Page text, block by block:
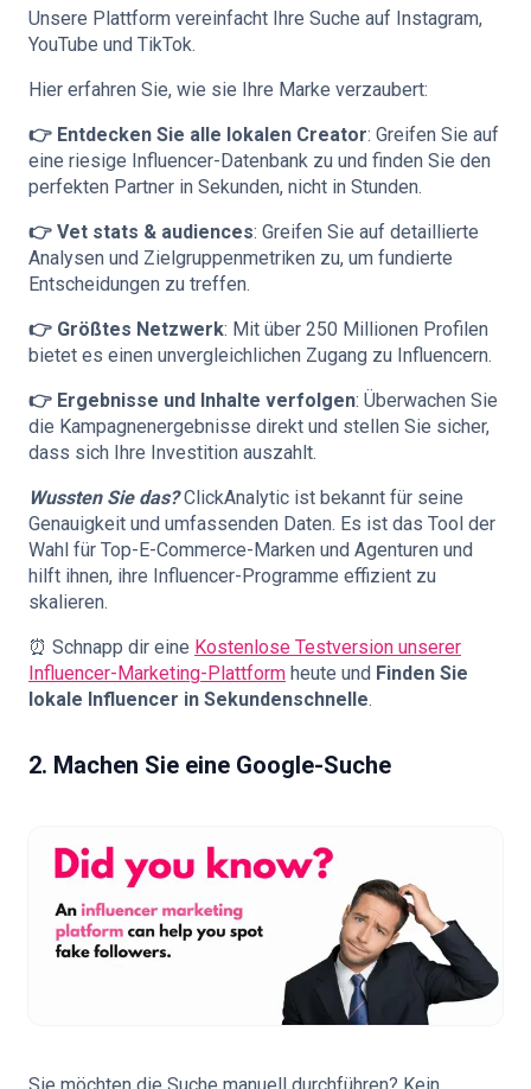
Unsere Plattform vereinfacht Ihre Suche auf Instagram,
YouTube und TikTok.
Hier erfahren Sie, wie sie Ihre Marke verzaubert:
👉 Entdecken Sie alle lokalen Creator: Greifen Sie auf
eine riesige Influencer-Datenbank zu und finden Sie den
perfekten Partner in Sekunden, nicht in Stunden.
👉 Vet stats & audiences: Greifen Sie auf detaillierte
Analysen und Zielgruppenmetriken zu, um fundierte
Entscheidungen zu treffen.
👉 Größtes Netzwerk: Mit über 250 Millionen Profilen
bietet es einen unvergleichlichen Zugang zu Influencern.
👉 Ergebnisse und Inhalte verfolgen: Überwachen Sie
die Kampagnenergebnisse direkt und stellen Sie sicher,
dass sich Ihre Investition auszahlt.
Wussten Sie das?ClickAnalytic ist bekannt für seine
Genauigkeit und umfassenden Daten. Es ist das Tool der
Wahl für Top-E-Commerce-Marken und Agenturen und
hilft ihnen, ihre Influencer-Programme effizient zu
skalieren.
⏰ Schnapp dir eine Kostenlose Testversion unserer
Influencer-Marketing-Plattform heute und Finden Sie
lokale Influencer in Sekundenschnelle.
2. Machen Sie eine Google-Suche